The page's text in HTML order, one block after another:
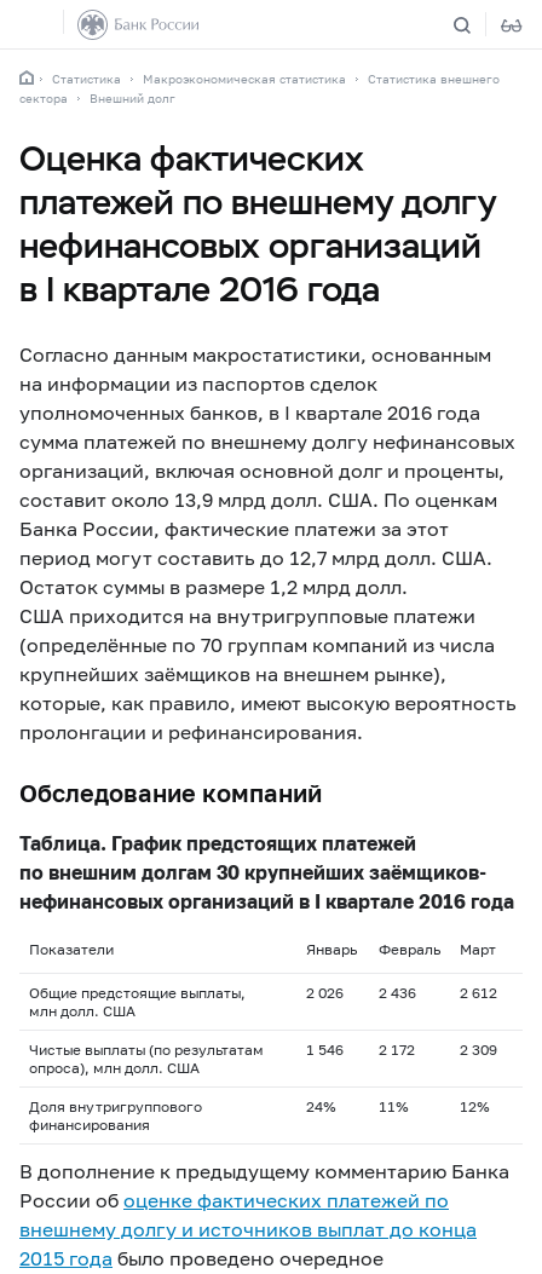
Статистика Макроэкономическая статистика
Статистика внешнего
сектора
Внешний долг
Оценка фактических
платежей по внешнему долгу
нефинансовых организаций
в I квартале 2016 года
Согласно данным макростатистики, основанным
на информации из паспортов сделок
уполномоченных банков, в I квартале 2016 года
сумма платежей по внешнему долгу нефинансовых
организаций, включая основной долг и проценты,
составит около 13,9 млрд долл. США. По оценкам
Банка России, фактические платежи за этот
период могут составить до 12,7 млрд долл. США.
Остаток суммы в размере 1,2 млрд долл.
США приходится на внутригрупповые платежи
(определённые по 70 группам компаний из числа
крупнейших заёмщиков на внешнем рынке),
которые, как правило, имеют высокую вероятность
пролонгации и рефинансирования.
Обследование компаний
Таблица. График предстоящих платежей
по внешним долгам 30 крупнейших заёмщиков-
нефинансовых организаций в I квартале 2016 года
Показатели Январь Февраль Март
Общие предстоящие выплаты,
млн долл. США
2 026 2 436 2 612
Чистые выплаты (по результатам
опроса), млн долл. США
1 546 2 172 2 309
Доля внутригруппового
финансирования
24% 11% 12%
В дополнение к предыдущему комментарию Банка
России об оценке фактических платежей по
внешнему долгу и источников выплат до конца
2015 года было проведено очередное